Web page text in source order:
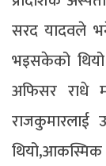
सरद यादवले
भइसकेको
अफिसर राधे
राजकुमारलाई